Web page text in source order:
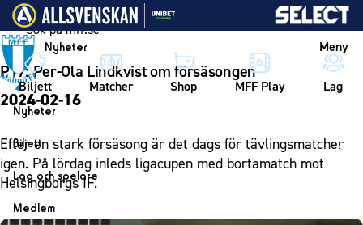
Vidare till innehållet
Nyheter Meny
Biljett Matcher Shop MFF Play Lag
Nyheter
Nyheter
Kalender
Biljett
Biljett
Årskort herr
Årskort dam
Lag och spelare
Lag
Medlem
P17: Per-Ola Lindkvist om försäsongen
2024-02-16
Efter en stark försäsong är det dags för tävlingsmatcher
igen. På lördag inleds ligacupen med bortamatch mot
Helsingborgs IF.